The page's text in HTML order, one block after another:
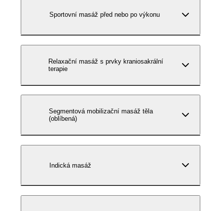
Sportovní masáž před nebo po výkonu
Relaxační masáž s prvky kraniosakrální
terapie
Segmentová mobilizační masáž těla
(oblíbená)
Indická masáž